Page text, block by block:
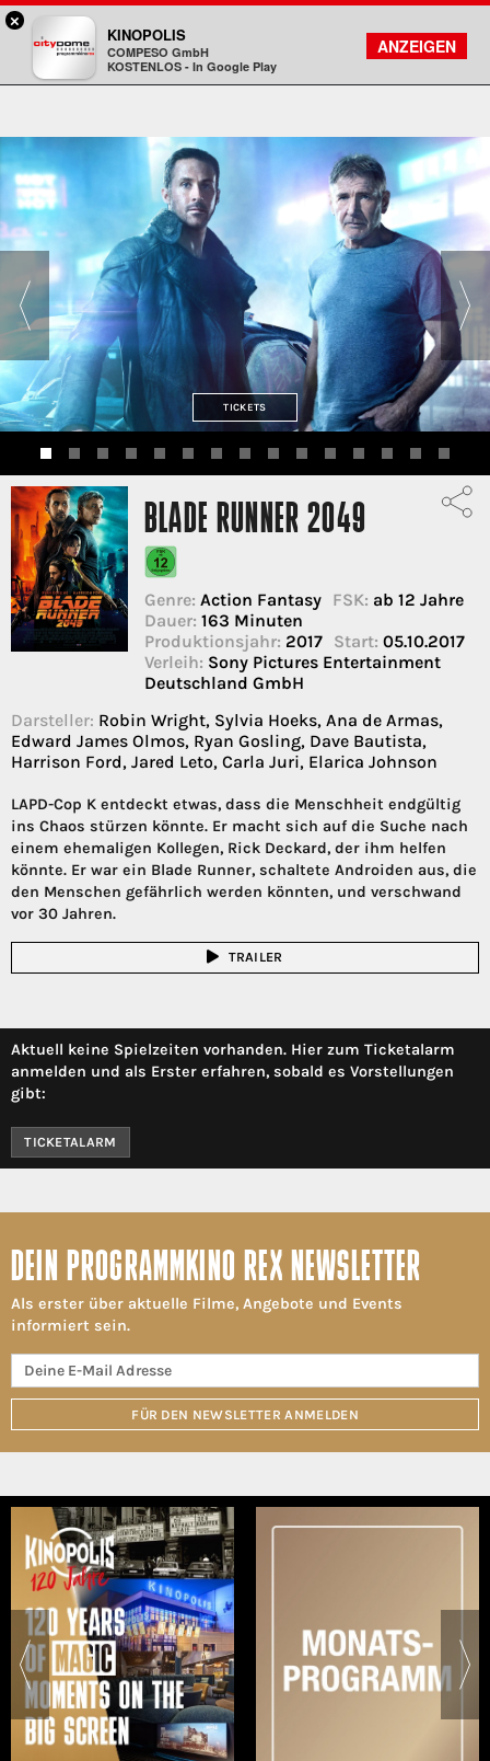
Kinopolis
FILMSUCHE
KONTO
TICKETS
BLADE RUNNER 2049
Genre: Action Fantasy FSK: ab 12 Jahre
Dauer: 163 Minuten
Produktionsjahr: 2017 Start: 05.10.2017
Verleih: Sony Pictures Entertainment
Deutschland GmbH
Darsteller: Robin Wright, Sylvia Hoeks, Ana de Armas,
Edward James Olmos, Ryan Gosling, Dave Bautista,
Harrison Ford, Jared Leto, Carla Juri, Elarica Johnson
LAPD-Cop K entdeckt etwas, dass die Menschheit endgültig
ins Chaos stürzen könnte. Er macht sich auf die Suche nach
einem ehemaligen Kollegen, Rick Deckard, der ihm helfen
könnte. Er war ein Blade Runner, schaltete Androiden aus, die
den Menschen gefährlich werden könnten, und verschwand
vor 30 Jahren.
TRAILER
Aktuell keine Spielzeiten vorhanden. Hier zum Ticketalarm
anmelden und als Erster erfahren, sobald es Vorstellungen
gibt:
TICKETALARM
DEIN PROGRAMMKINO REX NEWSLETTER
Als erster über aktuelle Filme, Angebote und Events
informiert sein.
FÜR DEN NEWSLETTER ANMELDEN
×
KINOPOLIS
COMPESO GmbH
KOSTENLOS - In Google Play
ANZEIGEN